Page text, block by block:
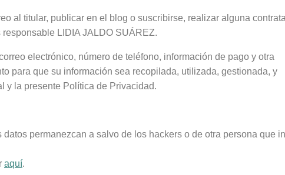
al titular, publicar en el blog o suscribirse, realizar alguna
LIDIA JALDO SUÁREZ.
electrónico, número de teléfono, información de pago y otra
para que su información sea recopilada, utilizada, gestionada, y
y la presente Política de Privacidad.
permanezcan a salvo de los hackers o de otra persona que
aquí.